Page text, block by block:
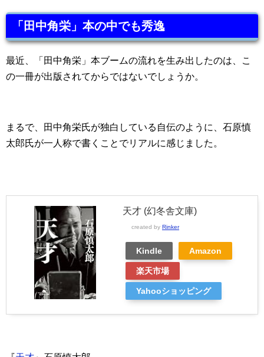
「田中角栄」本の中でも秀逸
最近、「田中角栄」本ブームの流れを生み出したのは、こ
の一冊が出版されてからではないでしょうか。
まるで、田中角栄氏が独白している自伝のように、石原慎
太郎氏が一人称で書くことでリアルに感じました。
天才 (幻冬舎文庫)
created by Rinker
Kindle Amazon
楽天市場
Yahooショッピング